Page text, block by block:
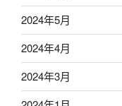
2024年5月
2024年4月
2024年3月